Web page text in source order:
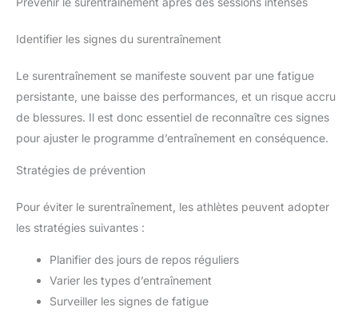
Identifier les signes du surentraînement
Le surentraînement se manifeste souvent par une fatigue
persistante, une baisse des performances, et un risque accru
de blessures. Il est donc essentiel de reconnaître ces signes
pour ajuster le programme d’entraînement en conséquence.
Stratégies de prévention
Pour éviter le surentraînement, les athlètes peuvent adopter
les stratégies suivantes :
Planifier des jours de repos réguliers
Varier les types d’entraînement
Surveiller les signes de fatigue